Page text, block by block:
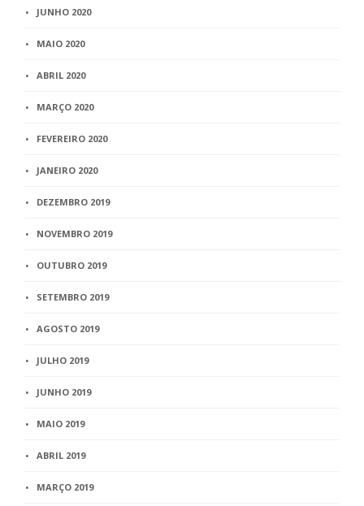
JUNHO 2020
MAIO 2020
ABRIL 2020
MARÇO 2020
FEVEREIRO 2020
JANEIRO 2020
DEZEMBRO 2019
NOVEMBRO 2019
OUTUBRO 2019
SETEMBRO 2019
AGOSTO 2019
JULHO 2019
JUNHO 2019
MAIO 2019
ABRIL 2019
MARÇO 2019